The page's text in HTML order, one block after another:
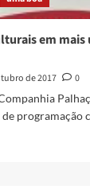
em mais
de 2017
0
programação